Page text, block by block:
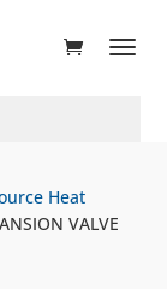
Heat
VALVE